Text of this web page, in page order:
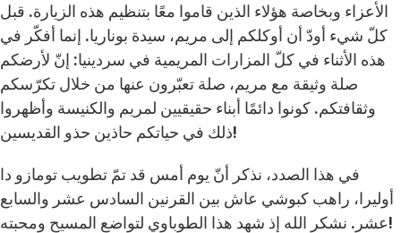
الأعزاء وبخاصة هؤلاء الذين قاموا معًا بتنظيم هذه الزيارة. قبل
كلّ شيء أودّ أن أوكلكم إلى مريم، سيدة بوناريا. إنما أفكّر في
هذه الأثناء في كلّ المزارات المريمية في سردينيا: إنّ لأرضكم
صلة وثيقة مع مريم، صلة تعبّرون عنها من خلال تكرّسكم
وثقافتكم. كونوا دائمًا أبناء حقيقيين لمريم والكنيسة وأظهروا
ذلك في حياتكم حاذين حذو القديسين!
في هذا الصدد، نذكر أنّ يوم أمس قد تمّ تطويب تومازو دا
أوليرا، راهب كبوشي عاش بين القرنين السادس عشر والسابع
عشر. نشكر الله إذ شهد هذا الطوباوي لتواضع المسيح ومحبته!